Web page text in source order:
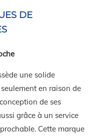
DE
une solide
en raison de
de ses
grâce à un service
Cette marque